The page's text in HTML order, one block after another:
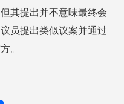
其提出并不意味最终会
员提出类似议案并通过
。